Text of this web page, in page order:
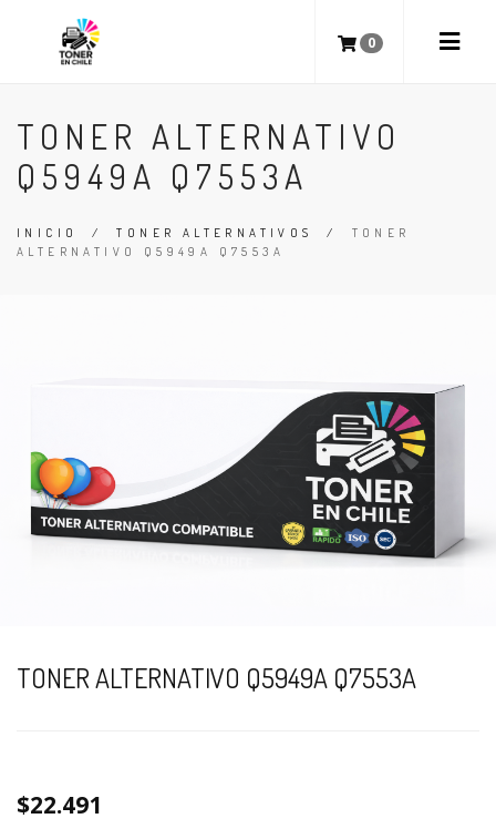
0
TONER ALTERNATIVO
Q5949A Q7553A
INICIO /TONER ALTERNATIVOS / TONER
ALTERNATIVO Q5949A Q7553A
TONER ALTERNATIVO Q5949A Q7553A
$22.491